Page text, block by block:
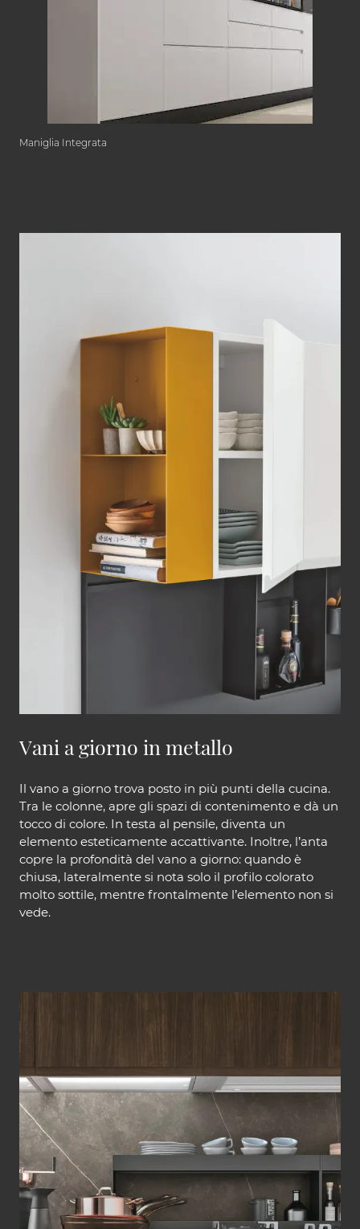
Maniglia Integrata
Vani a giorno in metallo
Il vano a giorno trova posto in più punti della cucina.
Tra le colonne, apre gli spazi di contenimento e dà un
tocco di colore. In testa al pensile, diventa un
elemento esteticamente accattivante. Inoltre, l’anta
copre la profondità del vano a giorno: quando è
chiusa, lateralmente si nota solo il profilo colorato
molto sottile, mentre frontalmente l’elemento non si
vede.